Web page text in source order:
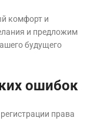
комфорт и
и предложим
будущего
ошибок
права